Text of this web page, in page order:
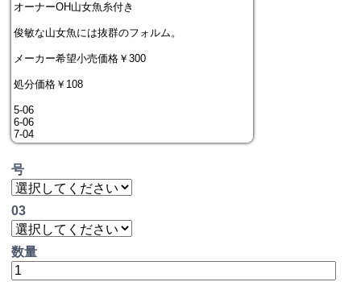
オーナーOH山女魚糸付き
俊敏な山女魚には抜群のフォルム。
メーカー希望小売価格￥300
処分価格￥108
5-06
6-06
7-04
号
03
数量